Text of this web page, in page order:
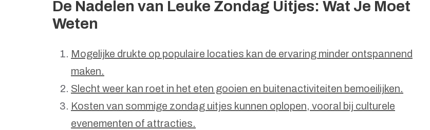
De Nadelen van Leuke Zondag Uitjes: Wat Je Moet
Weten
Mogelijke drukte op populaire locaties kan de ervaring minder ontspannend
maken.
Slecht weer kan roet in het eten gooien en buitenactiviteiten bemoeilijken.
Kosten van sommige zondag uitjes kunnen oplopen, vooral bij culturele
evenementen of attracties.